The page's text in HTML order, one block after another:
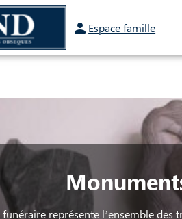
Espace famille
ESPACES HOMMAGES
représente l’ensemble des